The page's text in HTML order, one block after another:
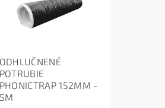
ODHLUČNENÉ
POTRUBIE
PHONICTRAP 152MM -
5M